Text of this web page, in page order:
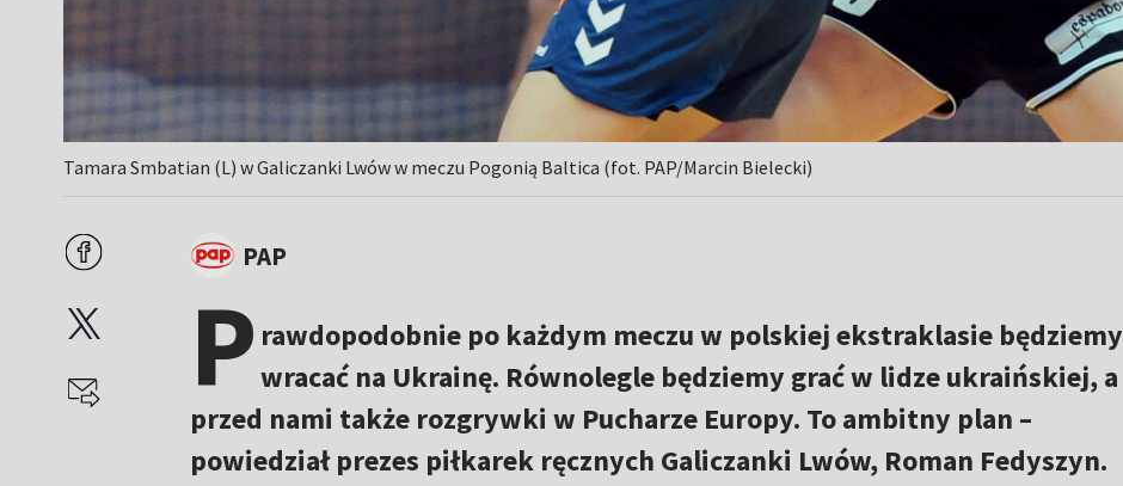
Tamara Smbatian (L) w Galiczanki Lwów w meczu Pogonią Baltica (fot. PAP/Marcin Bielecki)
PAP
P rawdopodobnie po każdym meczu w polskiej ekstraklasie będziemy
wracać na Ukrainę. Równolegle będziemy grać w lidze ukraińskiej, a
przed nami także rozgrywki w Pucharze Europy. To ambitny plan –
powiedział prezes piłkarek ręcznych Galiczanki Lwów, Roman Fedyszyn.